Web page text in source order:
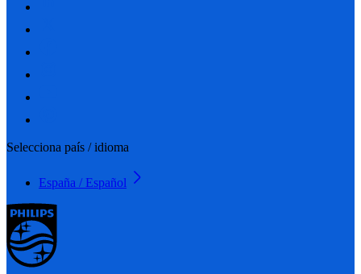
Selecciona país / idioma
España / Español